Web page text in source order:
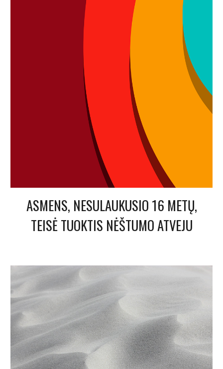
ASMENS, NESULAUKUSIO 16 METŲ,
TEISĖ TUOKTIS NĖŠTUMO ATVEJU